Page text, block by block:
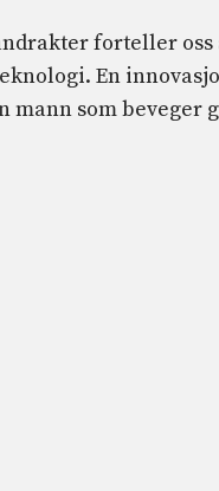
forteller oss
En
mann som beveger